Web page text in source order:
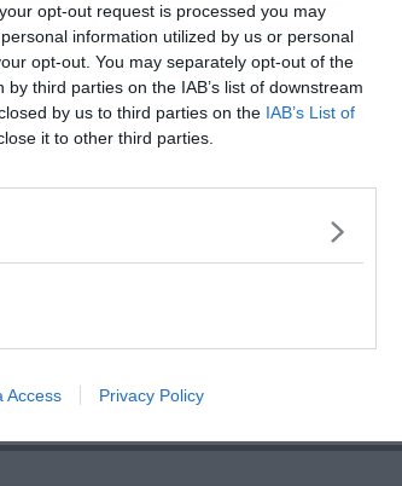
opt-out request is processed you may
information utilized by us or personal
opt-out. You may separately opt-out of the
third parties on the IAB’s list of downstream
by us to third parties on the IAB’s List of
it to other third parties.
Access Privacy Policy
- ToscanaMedia.
Cronaca